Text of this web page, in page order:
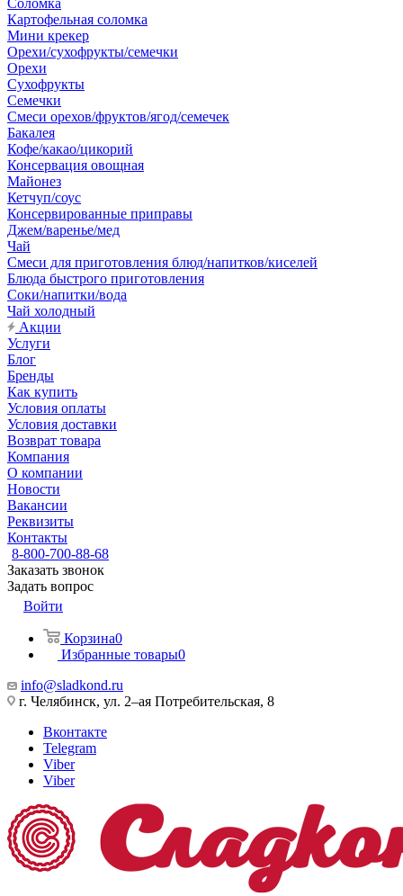
Соломка
Картофельная соломка
Мини крекер
Орехи/сухофрукты/семечки
Орехи
Сухофрукты
Семечки
Смеси орехов/фруктов/ягод/семечек
Бакалея
Кофе/какао/цикорий
Консервация овощная
Майонез
Кетчуп/соус
Консервированные приправы
Джем/варенье/мед
Чай
Смеси для приготовления блюд/напитков/киселей
Блюда быстрого приготовления
Соки/напитки/вода
Чай холодный
Акции
Услуги
Блог
Бренды
Как купить
Условия оплаты
Условия доставки
Возврат товара
Компания
О компании
Новости
Вакансии
Реквизиты
Контакты
8-800-700-88-68
Заказать звонок
Задать вопрос
Войти
Корзина0
Избранные товары0
info@sladkond.ru
г. Челябинск, ул. 2–ая Потребительская, 8
Вконтакте
Telegram
Viber
Viber